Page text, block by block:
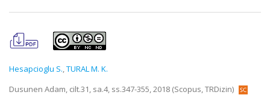
Hesapcioglu S.,TURAL M. K.
Dusunen Adam, cilt.31, sa.4, ss.347-355, 2018 (Scopus, TRDizin)